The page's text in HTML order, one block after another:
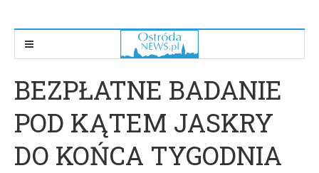
BEZPŁATNE BADANIE
POD KĄTEM JASKRY
DO KOŃCA TYGODNIA